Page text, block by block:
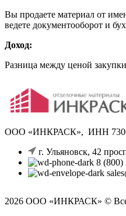
Вы продаете материал от
ведете документооборот и
Доход:
Разница между ценой
ООО «ИНКРАСК», ИНН
г. Ульяновск, 42
8 (800)
2026 ООО «ИНКРАСК» ©